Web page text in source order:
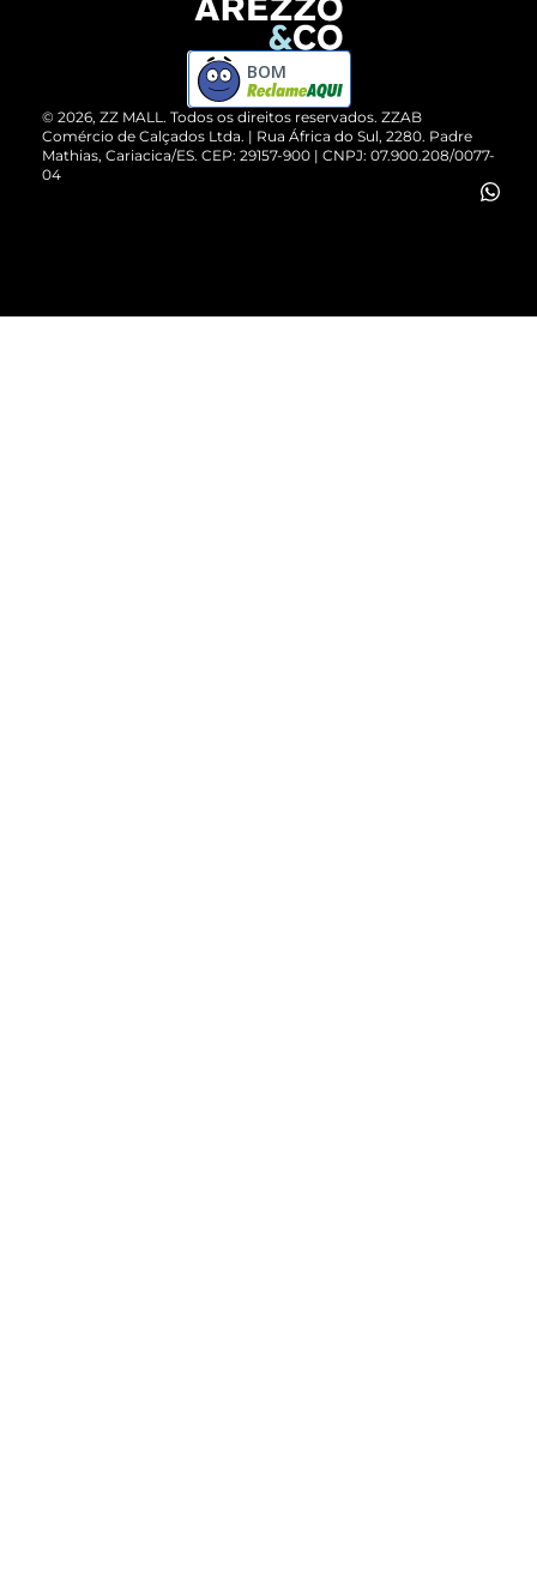
ZZ MALL é confiável
Cartão Presente
Vendas Corporativas
Devolução do Produto
Compre pelo WhatsApp
© 2026, ZZ MALL. Todos os direitos reservados. ZZAB
Comércio de Calçados Ltda. | Rua África do Sul, 2280. Padre
Mathias, Cariacica/ES. CEP: 29157-900 | CNPJ: 07.900.208/0077-
04
BOM